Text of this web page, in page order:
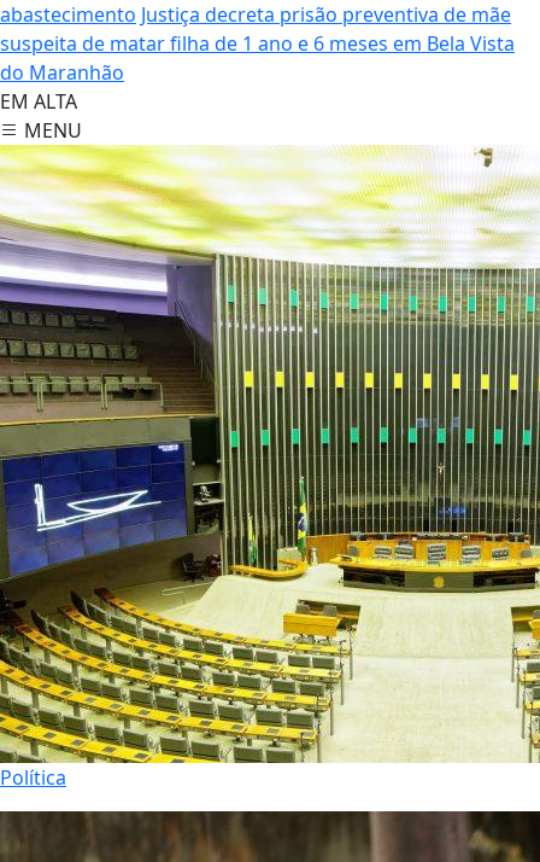
abastecimento Justiça decreta prisão preventiva de mãe
suspeita de matar filha de 1 ano e 6 meses em Bela Vista
do Maranhão
EM ALTA
MENU
Política